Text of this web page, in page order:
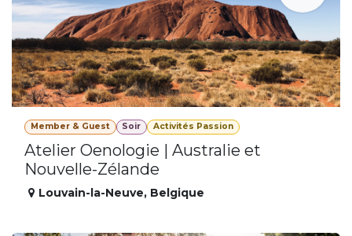
Member & Guest Soir Activités Passion
Atelier Oenologie | Australie et
Nouvelle-Zélande
Louvain-la-Neuve, Belgique